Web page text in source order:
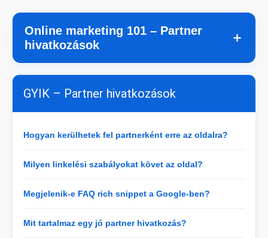
Online marketing 101 – Partner
hivatkozások
＋
GYIK – Partner hivatkozások
Hogyan kerülhetek fel partnerként erre az oldalra?
Milyen linkelési szabályokat követ az oldal?
Megjelenik-e FAQ rich snippet a Google-ben?
Mit tartalmaz egy jó partner hivatkozás?